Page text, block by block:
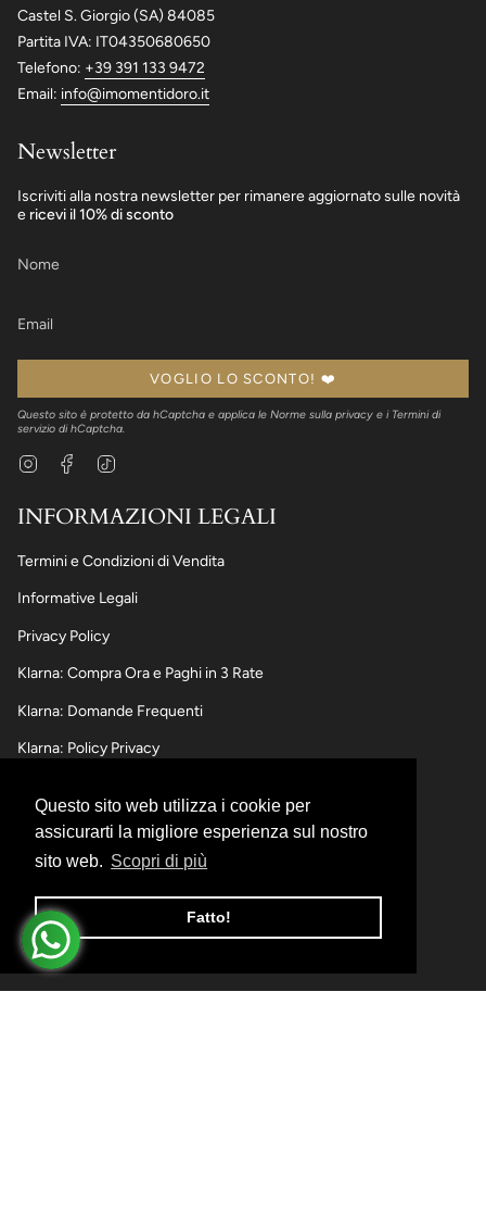
Questo sito web utilizza i cookie per
assicurarti la migliore esperienza sul nostro
sito web. Scopri di più
Fatto!
Castel S. Giorgio (SA) 84085
Partita IVA: IT04350680650
Telefono: +39 391 133 9472
Email: info@imomentidoro.it
Newsletter
Iscriviti alla nostra newsletter per rimanere aggiornato sulle novità
e ricevi il 10% di sconto
VOGLIO LO SCONTO! ❤️
Questo sito è protetto da hCaptcha e applica le Norme sulla privacy e i Termini di
servizio di hCaptcha.
InstagramFacebook
INFORMAZIONI LEGALI
Termini e Condizioni di Vendita
Informative Legali
Privacy Policy
Klarna: Compra Ora e Paghi in 3 Rate
Klarna: Domande Frequenti
Klarna: Policy Privacy
SPEDIZIONI,RESI E RIMBORSI
Informativa sulle spedizioni
Informativa sui Resi e Rimborsi
Informativa sui pagamenti